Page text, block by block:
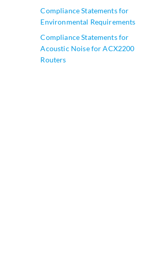
Compliance Statements for
Environmental Requirements
Compliance Statements for
Acoustic Noise for ACX2200
Routers